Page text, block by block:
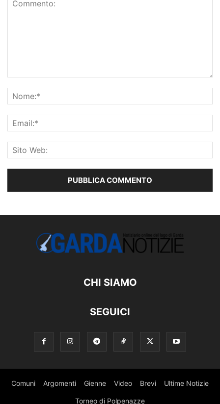
CHI SIAMO
SEGUICI
Comuni Argomenti Gienne Video Brevi Ultime Notizie
Torneo di Polpenazze